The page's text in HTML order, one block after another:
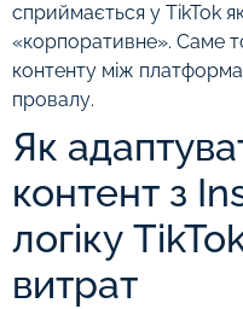
сприймається у TikTok
«корпоративне». Саме
контенту між
провалу.
Як
контент з
логіку
витрат